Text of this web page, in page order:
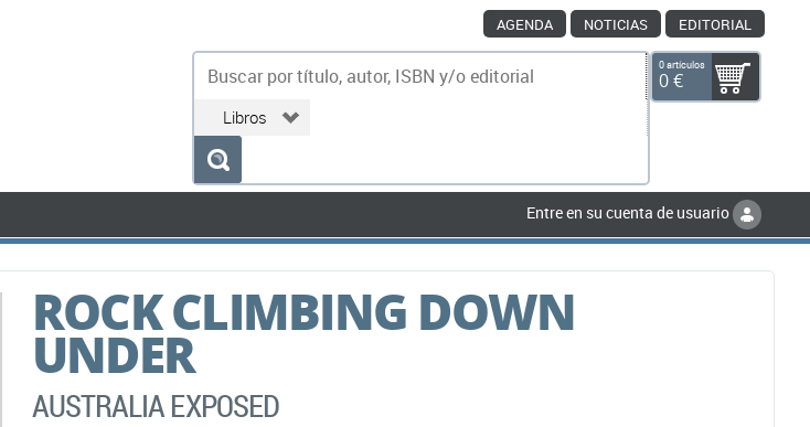
AGENDA NOTICIAS EDITORIAL
0 artículos
0 €
Entre en su cuenta de usuario
ROCK CLIMBING DOWN
UNDER
AUSTRALIA EXPOSED